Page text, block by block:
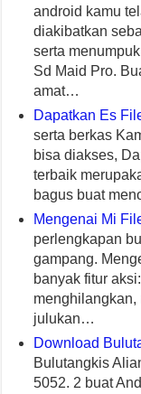
android kamu
diakibatkan
serta
Sd Maid Pro.
amat…
Dapatkan Es
serta berkas
bisa diakses,
terbaik
bagus buat
Mengenai Mi
perlengkapan
gampang.
banyak fitur
menghilangkan,
julukan…
Download
Bulutangkis
5052. 2 buat